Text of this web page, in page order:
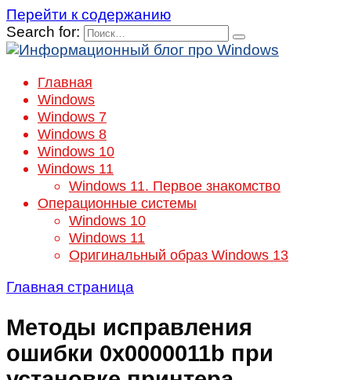
Перейти к содержанию
Search for:
Главная
Windows
Windows 7
Windows 8
Windows 10
Windows 11
Windows 11. Первое знакомство
Операционные системы
Windows 10
Windows 11
Оригинальный образ Windows 13
Главная страница
Методы исправления
ошибки 0x0000011b при